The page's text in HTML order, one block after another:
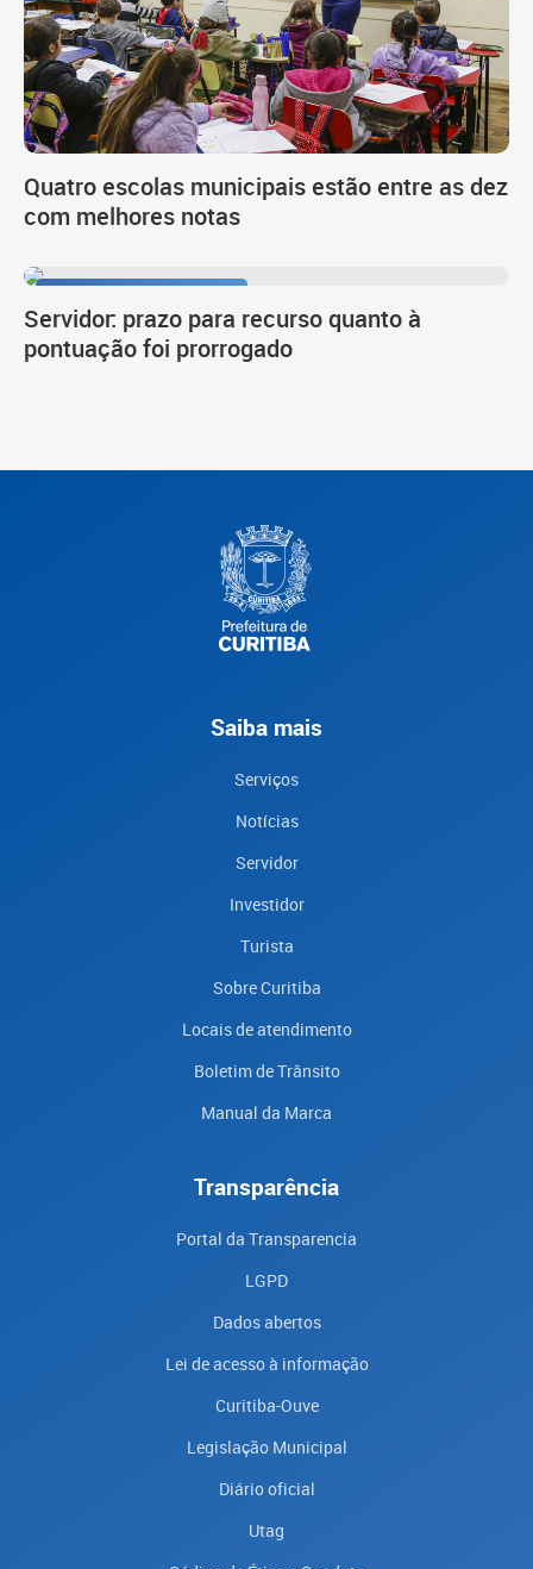
Quatro escolas municipais estão entre as dez
com melhores notas
Servidor: prazo para recurso quanto à
pontuação foi prorrogado
Saiba mais
Serviços
Notícias
Servidor
Investidor
Turista
Sobre Curitiba
Locais de atendimento
Boletim de Trânsito
Manual da Marca
Transparência
Portal da Transparencia
LGPD
Dados abertos
Lei de acesso à informação
Curitiba-Ouve
Legislação Municipal
Diário oficial
Utag